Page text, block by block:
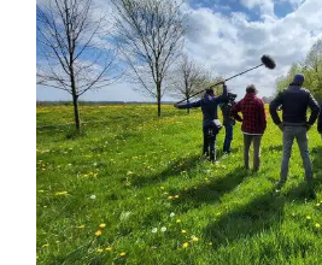
Verslagen
2022
In de media